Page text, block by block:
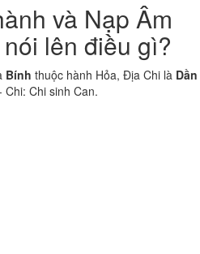
và Nạp Âm
lên điều gì?
Bính thuộc hành Hỏa, Địa Chi là Dần
Chi: Chi sinh Can.